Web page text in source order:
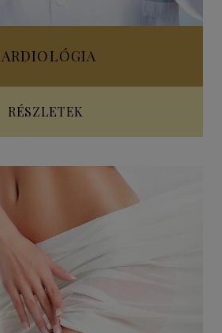
RÉSZLETEK